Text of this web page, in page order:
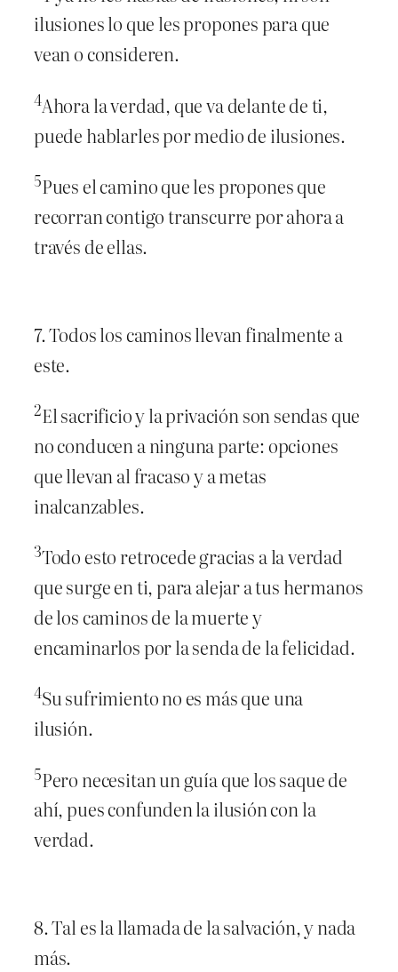
ilusiones lo que les propones para que
vean o consideren.
4Ahora la verdad, que va delante de ti,
puede hablarles por medio de ilusiones.
5Pues el camino que les propones que
recorran contigo transcurre por ahora a
través de ellas.
7. Todos los caminos llevan finalmente a
este.
2El sacrificio y la privación son sendas que
no conducen a ninguna parte: opciones
que llevan al fracaso y a metas
inalcanzables.
3Todo esto retrocede gracias a la verdad
que surge en ti, para alejar a tus hermanos
de los caminos de la muerte y
encaminarlos por la senda de la felicidad.
4Su sufrimiento no es más que una
ilusión.
5Pero necesitan un guía que los saque de
ahí, pues confunden la ilusión con la
verdad.
8. Tal es la llamada de la salvación, y nada
más.